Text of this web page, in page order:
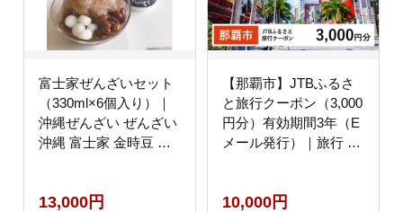
富士家ぜんざいセット
（330ml×6個入り）｜
沖縄ぜんざい ぜんざい
沖縄 富士家 金時豆 白
13,000円
【那覇市】JTBふるさ
と旅行クーポン（3,000
円分）有効期間3年（E
メール発行）｜旅行 ト
行券 宿泊券 旅行予約
10,000円